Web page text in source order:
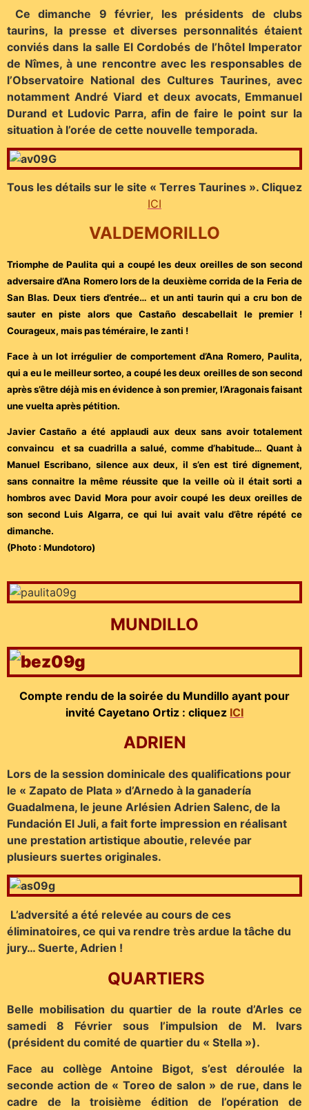
Ce dimanche 9 février, les présidents de clubs
taurins, la presse et diverses personnalités étaient
conviés dans la salle El Cordobés de l’hôtel Imperator
de Nîmes, à une rencontre avec les responsables de
l’Observatoire National des Cultures Taurines, avec
notamment André Viard et deux avocats, Emmanuel
Durand et Ludovic Parra, afin de faire le point sur la
situation à l’orée de cette nouvelle temporada.
Tous les détails sur le site « Terres Taurines ». Cliquez
ICI
VALDEMORILLO
Triomphe de Paulita qui a coupé les deux oreilles de son second
adversaire d’Ana Romero lors de la deuxième corrida de la Feria de
San Blas. Deux tiers d’entrée… et un anti taurin qui a cru bon de
sauter en piste alors que Castaño descabellait le premier !
Courageux, mais pas téméraire, le zanti !
Face à un lot irrégulier de comportement d’Ana Romero, Paulita,
qui a eu le meilleur sorteo, a coupé les deux oreilles de son second
après s’être déjà mis en évidence à son premier, l’Aragonais faisant
une vuelta après pétition.
Javier Castaño a été applaudi aux deux sans avoir totalement
convaincu et sa cuadrilla a salué, comme d’habitude… Quant à
Manuel Escribano, silence aux deux, il s’en est tiré dignement,
sans connaitre la même réussite que la veille où il était sorti a
hombros avec David Mora pour avoir coupé les deux oreilles de
son second Luis Algarra, ce qui lui avait valu d’être répété ce
dimanche.
(Photo : Mundotoro)
MUNDILLO
Compte rendu de la soirée du Mundillo ayant pour
invité Cayetano Ortiz : cliquez ICI
ADRIEN
Lors de la session dominicale des qualifications pour
le « Zapato de Plata » d’Arnedo à la ganadería
Guadalmena, le jeune Arlésien Adrien Salenc, de la
Fundación El Juli, a fait forte impression en réalisant
une prestation artistique aboutie, relevée par
plusieurs suertes originales.
L’adversité a été relevée au cours de ces
éliminatoires, ce qui va rendre très ardue la tâche du
jury… Suerte, Adrien !
QUARTIERS
Belle mobilisation du quartier de la route d’Arles ce
samedi 8 Février sous l’impulsion de M. Ivars
(président du comité de quartier du « Stella »).
Face au collège Antoine Bigot, s’est déroulée la
seconde action de « Toreo de salon » de rue, dans le
cadre de la troisième édition de l’opération de